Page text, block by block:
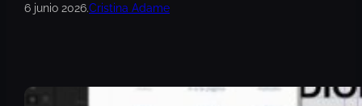
6 junio 2026.Cristina Adame